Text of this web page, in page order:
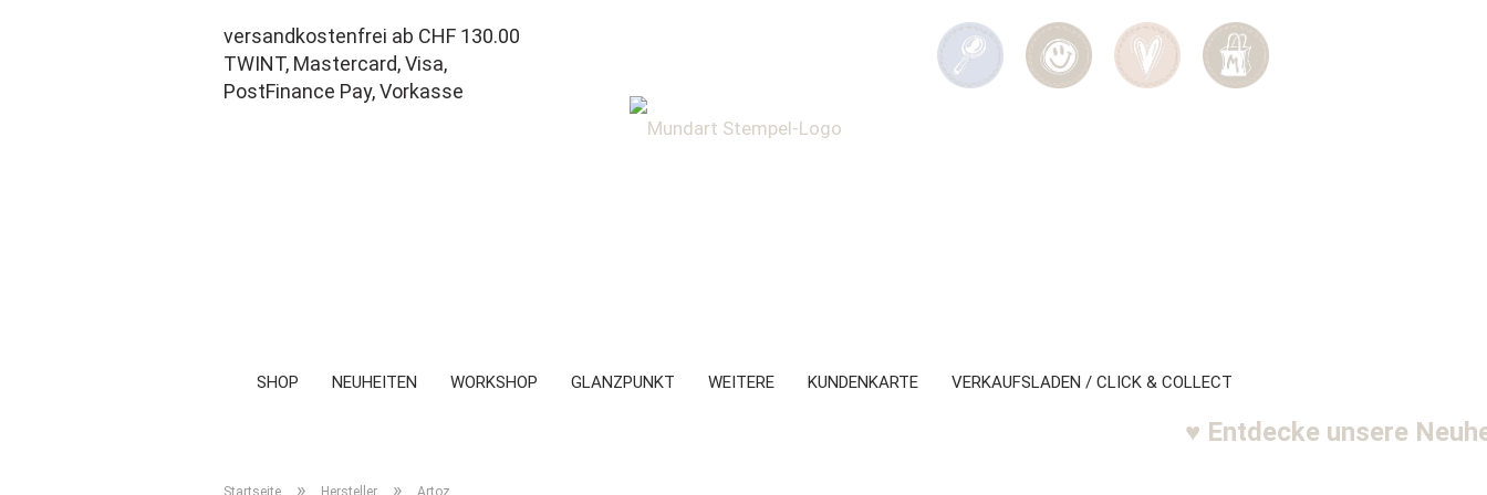
versandkostenfrei ab CHF 130.00
TWINT, Mastercard, Visa,
PostFinance Pay, Vorkasse
SHOP NEUHEITEN WORKSHOP GLANZPUNKT KUNDENKARTE VERKAUFSLADEN / CLICK & COLLECT
WEITERE
♥ Entdecke unsere
Startseite » Hersteller » Artoz